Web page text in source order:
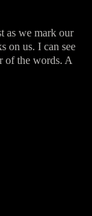
as we mark our
on us. I can see
of the words. A